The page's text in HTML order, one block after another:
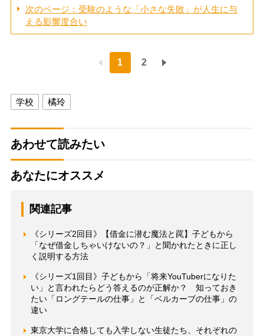
次のページ：受験のような「小さな失敗」が人生に与
える影響度合い
1 2
学校 橘玲
あわせて読みたい
あなたにオススメ
関連記事
《シリーズ2回目》【借金に潜む魔法と罠】子どもから
「なぜ借金しちゃいけないの？」と聞かれたときに正し
く説明する方法
《シリーズ1回目》子どもから「将来YouTuberになりた
い」と言われたらどう答えるのが正解か？ 知っておき
たい「ロングテールの仕事」と「ベルカーブの仕事」の
違い
東京大学に合格しても入学しない生徒たち、それぞれの